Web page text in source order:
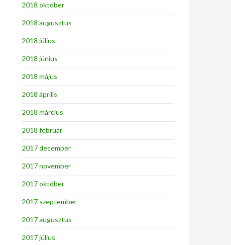
2018 október
2018 augusztus
2018 július
2018 június
2018 május
2018 április
2018 március
2018 február
2017 december
2017 november
2017 október
2017 szeptember
2017 augusztus
2017 július